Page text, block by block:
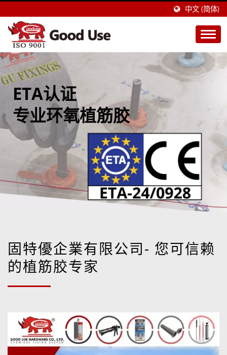
中文 (简体)
ETA认证
专业环氧植筋胶
固特優企業有限公司- 您可信赖
的植筋胶专家